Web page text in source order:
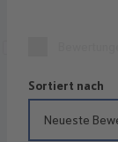
Sortiert nach